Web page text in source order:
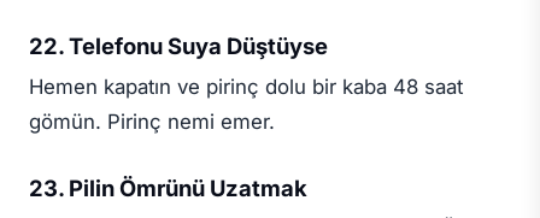
22. Telefonu Suya Düştüyse
Hemen kapatın ve pirinç dolu bir kaba 48 saat
gömün. Pirinç nemi emer.
23. Pilin Ömrünü Uzatmak